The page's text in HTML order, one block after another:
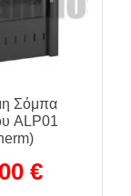
Σόμπα
ALP01
€